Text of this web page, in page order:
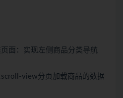
面：实现左侧商品分类导航
view分页加载商品的数据